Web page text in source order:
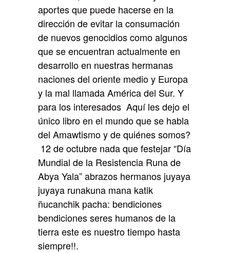
aportes que puede hacerse en la
dirección de evitar la consumación
de nuevos genocidios como algunos
que se encuentran actualmente en
desarrollo en nuestras hermanas
naciones del oriente medio y Europa
y la mal llamada América del Sur. Y
para los interesados Aquí les dejo el
único libro en el mundo que se habla
del Amawtismo y de quiénes somos?
12 de octubre nada que festejar “Día
Mundial de la Resistencia Runa de
Abya Yala” abrazos hermanos juyaya
juyaya runakuna mana katik
ñucanchik pacha: bendiciones
bendiciones seres humanos de la
tierra este es nuestro tiempo hasta
siempre!!.